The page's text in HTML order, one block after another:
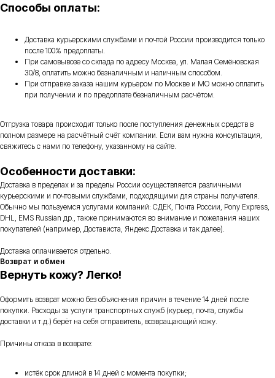
Способы оплаты:
Доставка курьерскими службами и почтой России производится только
после 100% предоплаты.
При самовывозе со склада по адресу Москва, ул. Малая Семёновская
30/8, оплатить можно безналичным и наличным способом.
При отправке заказа нашим курьером по Москве и МО можно оплатить
при получении и по предоплате безналичным расчётом.
Отгрузка товара происходит только после поступления денежных средств в
полном размере на расчётный счёт компании. Если вам нужна консультация,
свяжитесь с нами по телефону, указанному на сайте.
Особенности доставки:
Доставка в пределах и за пределы России осуществляется различными
курьерскими и почтовыми службами, подходящими для страны получателя.
Обычно мы пользуемся услугами компаний: СДЕК, Почта России, Pony Express,
DHL, EMS Russian др., также принимаются во внимание и пожелания наших
покупателей (например, Достависта, Яндекс.Доставка и так далее).
Доставка оплачивается отдельно.
Возврат и обмен
Вернуть кожу? Легко!
Оформить возврат можно без объяснения причин в течение 14 дней после
покупки. Расходы за услуги транспортных служб (курьер, почта, службы
доставки и т.д.) берёт на себя отправитель, возвращающий кожу.
Причины отказа в возврате:
истёк срок длиной в 14 дней с момента покупки;